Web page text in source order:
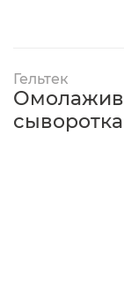
Гельтек